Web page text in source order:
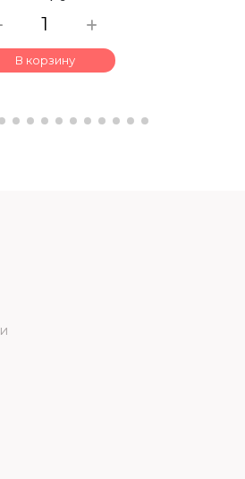
В корзину